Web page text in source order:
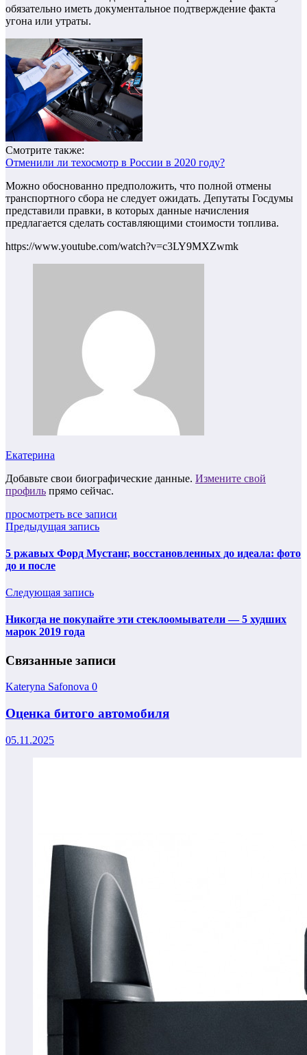
обязательно иметь документальное подтверждение факта
угона или утраты.
Смотрите также:
Отменили ли техосмотр в России в 2020 году?
Можно обоснованно предположить, что полной отмены
транспортного сбора не следует ожидать. Депутаты Госдумы
представили правки, в которых данные начисления
предлагается сделать составляющими стоимости топлива.
https://www.youtube.com/watch?v=c3LY9MXZwmk
Екатерина
Добавьте свои биографические данные. Измените свой
профиль прямо сейчас.
просмотреть все записи
Предыдущая запись
5 ржавых Форд Мустанг, восстановленных до идеала: фото
до и после
Следующая запись
Никогда не покупайте эти стеклоомыватели — 5 худших
марок 2019 года
Связанные записи
Kateryna Safonova 0
Оценка битого автомобиля
05.11.2025